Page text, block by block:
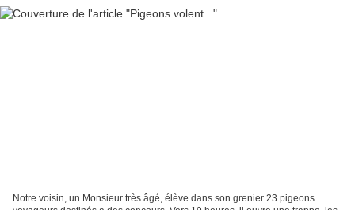
Notre voisin, un Monsieur très âgé, élève dans son grenier 23 pigeons